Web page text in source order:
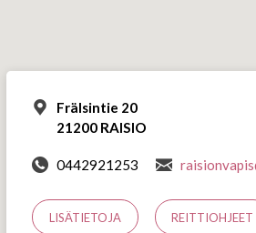
Frälsintie 20
21200 RAISIO
0442921253
LISÄTIETOJA REITTIOHJEET